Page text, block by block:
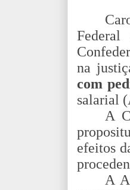
na
com
salarial
A
efeitos
A